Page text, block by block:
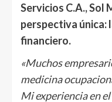
Servicios C.A., Sol
perspectiva única:
financiero.
«Muchos
medicina
Mi experiencia en